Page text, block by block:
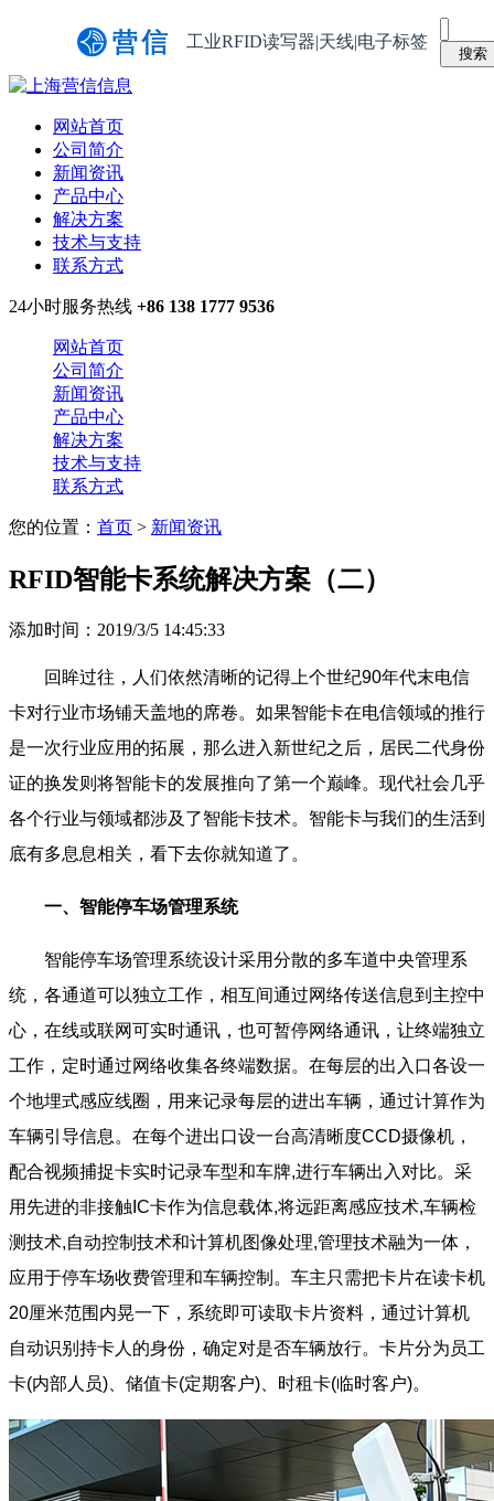
工业RFID读写器|天线|电子标签
网站首页
公司简介
新闻资讯
产品中心
解决方案
技术与支持
联系方式
24小时服务热线 +86 138 1777 9536
网站首页
公司简介
新闻资讯
产品中心
解决方案
技术与支持
联系方式
您的位置： 首页 > 新闻资讯
RFID智能卡系统解决方案（二）
添加时间：2019/3/5 14:45:33
回眸过往，人们依然清晰的记得上个世纪90年代末电信
卡对行业市场铺天盖地的席卷。如果智能卡在电信领域的推行
是一次行业应用的拓展，那么进入新世纪之后，居民二代身份
证的换发则将智能卡的发展推向了第一个巅峰。现代社会几乎
各个行业与领域都涉及了智能卡技术。智能卡与我们的生活到
底有多息息相关，看下去你就知道了。
一、智能停车场管理系统
智能停车场管理系统设计采用分散的多车道中央管理系
统，各通道可以独立工作，相互间通过网络传送信息到主控中
心，在线或联网可实时通讯，也可暂停网络通讯，让终端独立
工作，定时通过网络收集各终端数据。在每层的出入口各设一
个地埋式感应线圈，用来记录每层的进出车辆，通过计算作为
车辆引导信息。在每个进出口设一台高清晰度CCD摄像机，
配合视频捕捉卡实时记录车型和车牌,进行车辆出入对比。采
用先进的非接触IC卡作为信息载体,将远距离感应技术,车辆检
测技术,自动控制技术和计算机图像处理,管理技术融为一体，
应用于停车场收费管理和车辆控制。车主只需把卡片在读卡机
20厘米范围内晃一下，系统即可读取卡片资料，通过计算机
自动识别持卡人的身份，确定对是否车辆放行。卡片分为员工
卡(内部人员)、储值卡(定期客户)、时租卡(临时客户)。